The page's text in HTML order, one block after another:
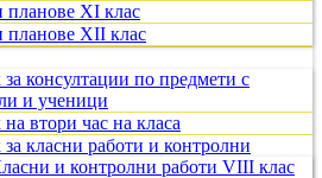
планове XI клас
планове XII клас
консултации по предмети с
и ученици
втори час на класа
класни работи и контролни
и контролни работи VIII клас